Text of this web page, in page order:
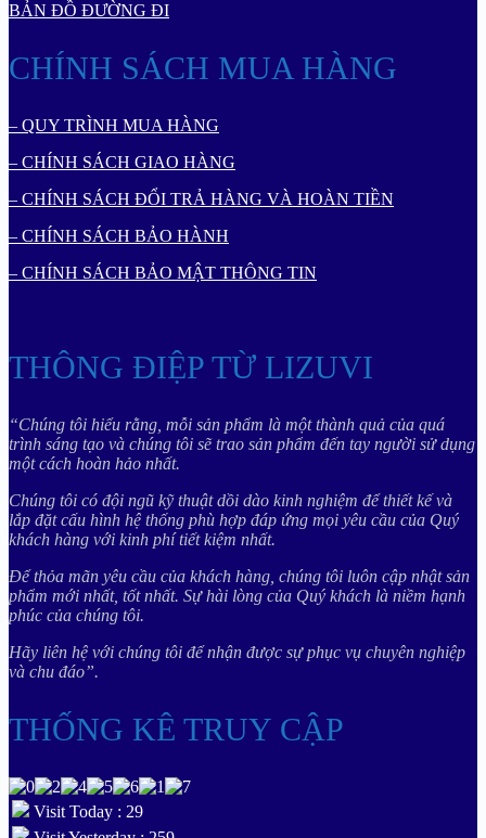
BẢN ĐỒ ĐƯỜNG ĐI
CHÍNH SÁCH MUA HÀNG
– QUY TRÌNH MUA HÀNG
– CHÍNH SÁCH GIAO HÀNG
– CHÍNH SÁCH ĐỔI TRẢ HÀNG VÀ HOÀN TIỀN
– CHÍNH SÁCH BẢO HÀNH
– CHÍNH SÁCH BẢO MẬT THÔNG TIN
THÔNG ĐIỆP TỪ LIZUVI
“Chúng tôi hiểu rằng, mỗi sản phẩm là một thành quả của quá
trình sáng tạo và chúng tôi sẽ trao sản phẩm đến tay người sử dụng
một cách hoàn hảo nhất.
Chúng tôi có đội ngũ kỹ thuật dồi dào kinh nghiệm để thiết kế và
lắp đặt cấu hình hệ thống phù hợp đáp ứng mọi yêu cầu của Quý
khách hàng với kinh phí tiết kiệm nhất.
Để thỏa mãn yêu cầu của khách hàng, chúng tôi luôn cập nhật sản
phẩm mới nhất, tốt nhất. Sự hài lòng của Quý khách là niềm hạnh
phúc của chúng tôi.
Hãy liên hệ với chúng tôi để nhận được sự phục vụ chuyên nghiệp
và chu đáo”.
THỐNG KÊ TRUY CẬP
Visit Today : 29